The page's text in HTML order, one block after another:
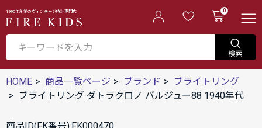
1995年創業のヴィンテージ時計専門店 0
HOME 商品一覧ページ ブランド
ブライトリング
ブライトリング ダトラクロノ バルジュー88 1940年代